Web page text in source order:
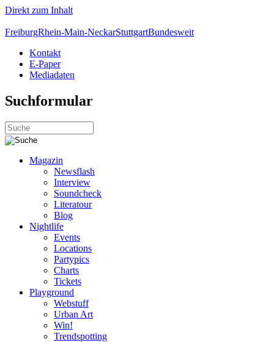
Direkt zum Inhalt
FreiburgRhein-Main-NeckarStuttgartBundesweit
Kontakt
E-Paper
Mediadaten
Suchformular
Magazin
Newsflash
Interview
Soundcheck
Literatour
Blog
Nightlife
Events
Locations
Partypics
Charts
Tickets
Playground
Webstuff
Urban Art
Win!
Trendspotting